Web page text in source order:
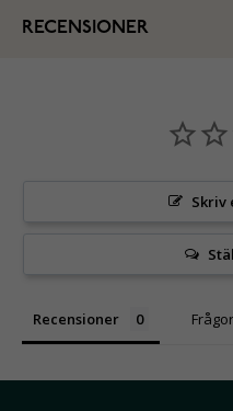
RECENSIONER
Skriv
Recensioner Frågor